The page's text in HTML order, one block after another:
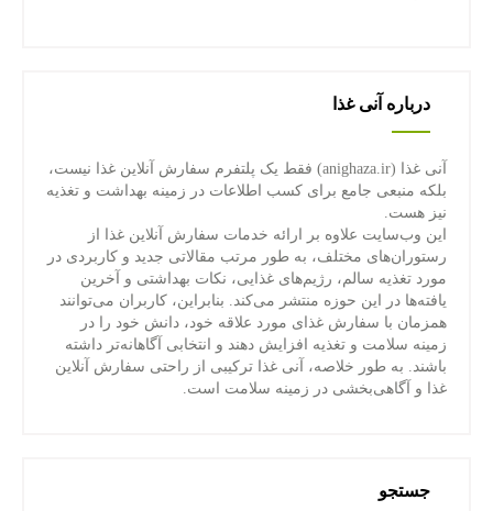
درباره آنی غذا
آنی غذا (anighaza.ir) فقط یک پلتفرم سفارش آنلاین غذا نیست،
بلکه منبعی جامع برای کسب اطلاعات در زمینه بهداشت و تغذیه
نیز هست.
این وب‌سایت علاوه بر ارائه خدمات سفارش آنلاین غذا از
رستوران‌های مختلف، به طور مرتب مقالاتی جدید و کاربردی در
مورد تغذیه سالم، رژیم‌های غذایی، نکات بهداشتی و آخرین
یافته‌ها در این حوزه منتشر می‌کند. بنابراین، کاربران می‌توانند
همزمان با سفارش غذای مورد علاقه خود، دانش خود را در
زمینه سلامت و تغذیه افزایش دهند و انتخابی آگاهانه‌تر داشته
باشند. به طور خلاصه، آنی غذا ترکیبی از راحتی سفارش آنلاین
غذا و آگاهی‌بخشی در زمینه سلامت است.
جستجو